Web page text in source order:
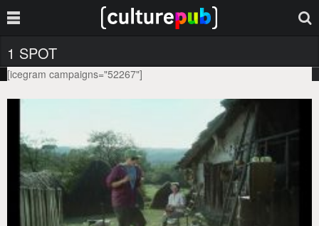
1 SPOT
[icegram campaigns="52267"]